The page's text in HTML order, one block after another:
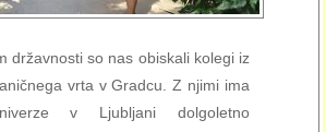
državnosti so nas obiskali kolegi iz
vrta v Gradcu. Z njimi ima
v Ljubljani dolgoletno